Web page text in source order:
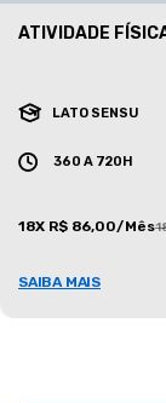
ATIVIDADE
LATO SENSU
360 A 720H
18X R$ 86,00/Mês
SAIBA MAIS